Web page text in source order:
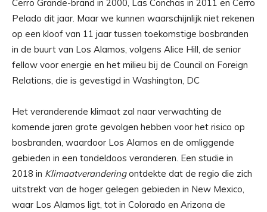
Cerro Grande-brand in 2000, Las Conchas in 2011 en Cerro
Pelado dit jaar. Maar we kunnen waarschijnlijk niet rekenen
op een kloof van 11 jaar tussen toekomstige bosbranden
in de buurt van Los Alamos, volgens Alice Hill, de senior
fellow voor energie en het milieu bij de Council on Foreign
Relations, die is gevestigd in Washington, DC
Het veranderende klimaat zal naar verwachting de
komende jaren grote gevolgen hebben voor het risico op
bosbranden, waardoor Los Alamos en de omliggende
gebieden in een tondeldoos veranderen. Een studie in
2018 in Klimaatveranderingontdekte dat de regio die zich
uitstrekt van de hoger gelegen gebieden in New Mexico,
waar Los Alamos ligt, tot in Colorado en Arizona de